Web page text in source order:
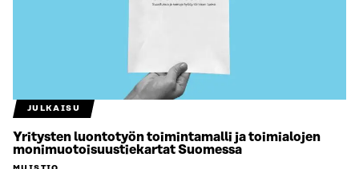
JULKAISU
Yritysten luontotyön toimintamalli ja toimialojen
monimuotoisuustiekartat Suomessa